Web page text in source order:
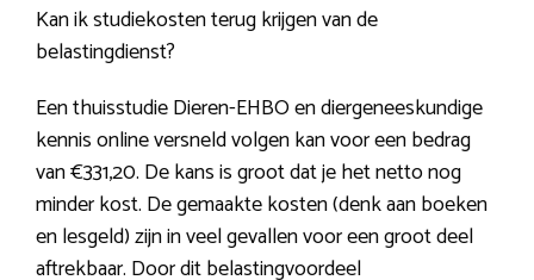
Kan ik studiekosten terug krijgen van de
belastingdienst?
Een thuisstudie Dieren-EHBO en diergeneeskundige
kennis online versneld volgen kan voor een bedrag
van €331,20. De kans is groot dat je het netto nog
minder kost. De gemaakte kosten (denk aan boeken
en lesgeld) zijn in veel gevallen voor een groot deel
aftrekbaar. Door dit belastingvoordeel